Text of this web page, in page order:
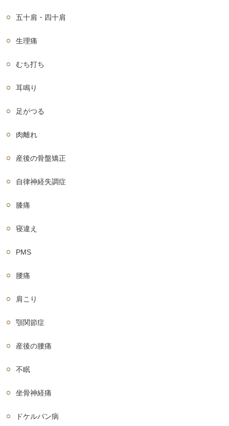
五十肩・四十肩
生理痛
むち打ち
耳鳴り
足がつる
肉離れ
産後の骨盤矯正
自律神経失調症
膝痛
寝違え
PMS
腰痛
肩こり
顎関節症
産後の腰痛
不眠
坐骨神経痛
ドケルバン病